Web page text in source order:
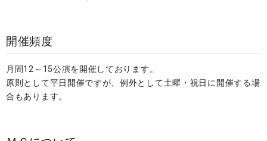
開催頻度
月間12～15公演を開催しております。
原則として平日開催ですが、例外として土曜・祝日に開催する場
合もあります。